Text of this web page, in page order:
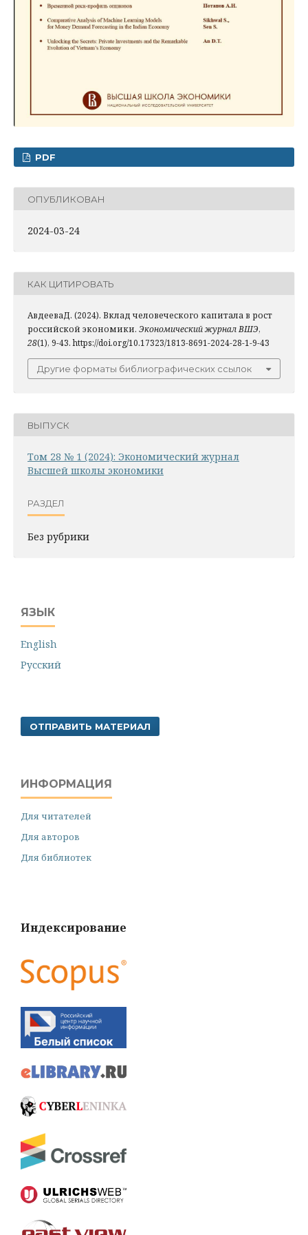
PDF
ОПУБЛИКОВАН
2024-03-24
КАК ЦИТИРОВАТЬ
АвдееваД. (2024). Вклад человеческого капитала в рост
российской экономики. Экономический журнал ВШЭ,
28(1), 9-43. https://doi.org/10.17323/1813-8691-2024-28-1-9-43
Другие форматы библиографических ссылок
ВЫПУСК
Том 28 № 1 (2024): Экономический журнал
Высшей школы экономики
РАЗДЕЛ
Без рубрики
ЯЗЫК
English
Русский
ОТПРАВИТЬ МАТЕРИАЛ
ИНФОРМАЦИЯ
Для читателей
Для авторов
Для библиотек
Индексирование